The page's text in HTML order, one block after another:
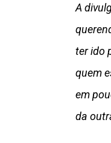
A
ter ido
quem
em
da